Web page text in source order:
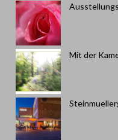
Mit der